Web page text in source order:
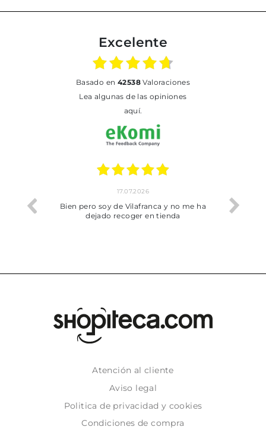
Excelente
basado en 42538Valoraciones
Lea algunas de las opiniones
aquí.
trobat
17.07.2026
Bien pero soy de Vilafranca y no me ha
dejado recoger en tienda
Atención al cliente
Aviso legal
Politica de privacidad y cookies
Condiciones de compra